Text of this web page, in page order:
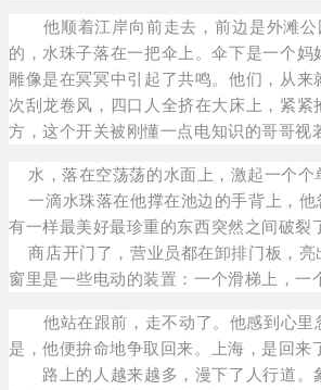
他顺着江岸向前走去，前边是外滩
的，水珠子落在一把伞上。伞下是一个
雕像是在冥冥中引起了共鸣。他们，从
次刮龙卷风，四口人全挤在大床上，紧
方，这个开关被刚懂一点电知识的哥哥视
水，落在空荡荡的水面上，激起一个个
一滴水珠落在他撑在池边的手背上，他
有一样最美好最珍重的东西突然之间破裂
商店开门了，营业员都在卸排门板，亮
窗里是一些电动的装置：一个滑梯上，一
他站在跟前，走不动了。他感到心
是，他便拚命地争取回来。上海，是回来
路上的人越来越多，漫下了人行道。象